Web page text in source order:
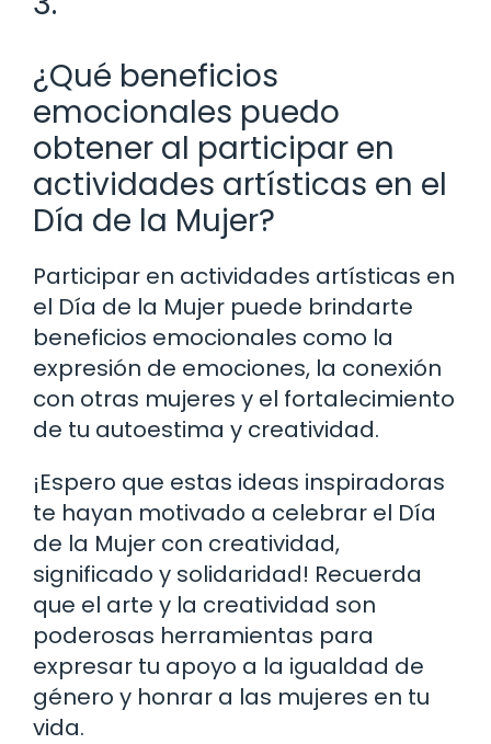
¿Qué beneficios
emocionales puedo
obtener al participar en
actividades artísticas en el
Día de la Mujer?
Participar en actividades artísticas en
el Día de la Mujer puede brindarte
beneficios emocionales como la
expresión de emociones, la conexión
con otras mujeres y el fortalecimiento
de tu autoestima y creatividad.
¡Espero que estas ideas inspiradoras
te hayan motivado a celebrar el Día
de la Mujer con creatividad,
significado y solidaridad! Recuerda
que el arte y la creatividad son
poderosas herramientas para
expresar tu apoyo a la igualdad de
género y honrar a las mujeres en tu
vida.